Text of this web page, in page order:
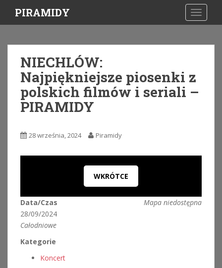
i
PIRAMIDY
NIECHLÓW:
Najpiękniejsze piosenki z
polskich filmów i seriali –
PIRAMIDY
28 września, 2024 Piramidy
WKRÓTCE
Mapa niedostępna
Data/Czas
28/09/2024
Całodniowe
Kategorie
Koncert